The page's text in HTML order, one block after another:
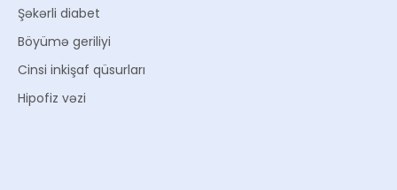
Şəkərli diabet
Böyümə geriliyi
Cinsi inkişaf qüsurları
Hipofiz vəzi